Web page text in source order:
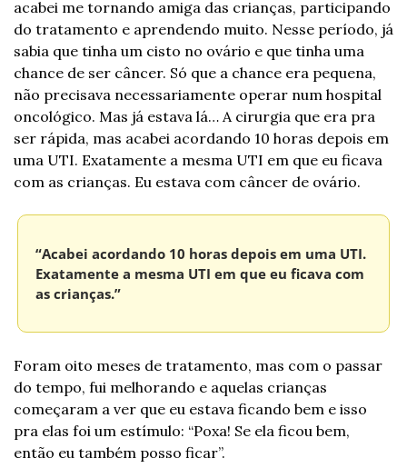
acabei me tornando amiga das crianças, participando
do tratamento e aprendendo muito. Nesse período, já
sabia que tinha um cisto no ovário e que tinha uma
chance de ser câncer. Só que a chance era pequena,
não precisava necessariamente operar num hospital
oncológico. Mas já estava lá… A cirurgia que era pra
ser rápida, mas acabei acordando 10 horas depois em
uma UTI. Exatamente a mesma UTI em que eu ficava
com as crianças. Eu estava com câncer de ovário.
“Acabei acordando 10 horas depois em uma UTI.
Exatamente a mesma UTI em que eu ficava com
as crianças.”
Foram oito meses de tratamento, mas com o passar
do tempo, fui melhorando e aquelas crianças
começaram a ver que eu estava ficando bem e isso
pra elas foi um estímulo: “Poxa! Se ela ficou bem,
então eu também posso ficar”.